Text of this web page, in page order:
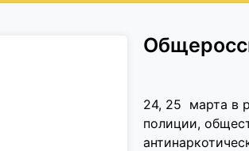
24, 25 марта в
полиции,